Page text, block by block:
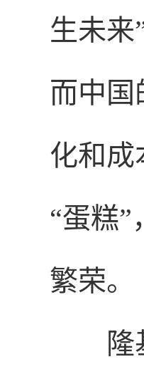
生未来
而中国
化和成
“蛋糕
繁荣。